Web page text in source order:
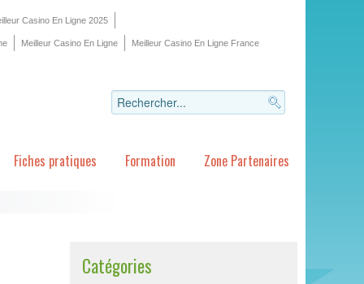
Casino En Ligne 2025
Meilleur Casino En Ligne Meilleur Casino En Ligne France
Fiches pratiques Formation Zone Partenaires
Catégories